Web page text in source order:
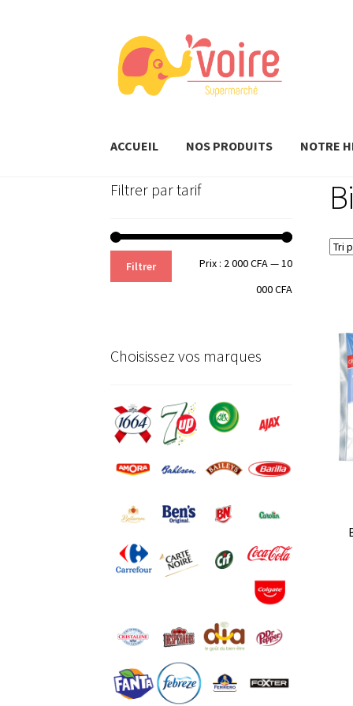
Aller
la
navigation
Aller
au
contenu
ACCUEIL NOS PRODUITS NOTRE
Filtrer par tarif
Prix
Prix
Filtrer Prix : 2 000 CFA—10
000 CFA
Choisissez vos marques